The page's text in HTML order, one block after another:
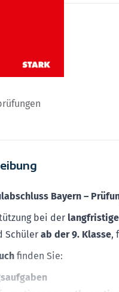
Bayern –
bei der
Schüler ab der 9. Klasse,
finden Sie: